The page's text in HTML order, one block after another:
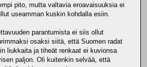
pito, mutta valtavia eroavaisuuksia ei
useamman kuskin kohdalla esiin.
parantumista ei siis ollut
osaksi siitä, että Suomen radat
liukkaita ja tiheät renkaat ei kuvionsa
paljon. Oli kuitenkin selvää, että